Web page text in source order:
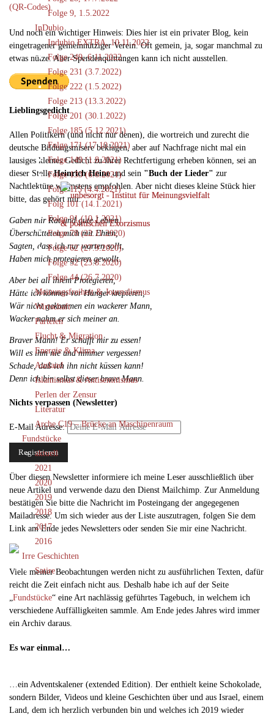
Folge 9, 1.5.2022
InDubio
Indubio EXTRA, 10.11.2022
Folge 249, 6.11.2022
Folge 231 (3.7.2022)
Folge 222 (1.5.2022)
Folge 213 (13.3.2022)
Folge 201 (30.1.2022)
Folge 185 (5.12.2021)
Folge 171 (17.10.2021)
Folge 149 (1.8.2021)
Folge 133 (6.6.2021)
Folge 115 (4.4.2021)
Folg 101 (14.1.2021)
Folge 91 (10.1.2021)
Folge 78 (22.11.2020)
Folge 62 (27.9.2020)
Folge 52 (23.8.2020)
Folge 44 (26.7.2020)
Meinungsfreiheit & Journalismus
Wirtschaft
Parteien
Flucht & Migration
Energie & Klima
Ausland
Islamismus & Antisemitismus
Perlen der Zensur
Literatur
Arche C19 – Brücke an Maschinenraum
Fundstücke
aktuell
2021
2020
2019
2018
2017
2016
Irre Geschichten
Satire
(QR-Codes)
Und noch ein wichtiger Hinweis: Dies hier ist ein privater Blog, kein
eingetragener gemeinnütziger Verein. Oft gemein, ja, sogar manchmal zu
etwas nütze. Aber Spendenquittungen kann ich nicht ausstellen.
Lieblingsgedicht
Allen Politikern (und nicht nur denen), die wortreich und zurecht die
deutsche Bildungsmisere beklagen, aber auf Nachfrage nicht mal ein
lausiges kleines Gedicht zu ihrer Rechtfertigung erheben können, sei an
dieser StelleHeinrich Heineund sein "Buch der Lieder" zur
Nachtlektüre wärmstens empfohlen. Aber nicht dieses kleine Stück hier
bitte, das gehört mir.
Gaben mir Rat und gute Lehren,
Überschütteten mich mit Ehren,
Sagten, dass ich nur warten sollt,
Haben mich protegieren gewollt.
Aber bei all ihrem Protegieren,
Hätte ich können vor Hunger krepieren,
Wär nicht gekommen ein wackerer Mann,
Wacker nahm er sich meiner an.
Braver Mann! Er schafft mir zu essen!
Will es ihm nie und nimmer vergessen!
Schade, daß ich ihn nicht küssen kann!
Denn ich bin selbst dieser brave Mann.
Nichts verpassen (Newsletter)
E-Mail Adresse:
Über diesen Newsletter informiere ich meine Leser ausschließlich über
neue Artikel und verwende dazu den Dienst Mailchimp. Zur Anmeldung
bestätigen Sie bitte die Nachricht im Posteingang der angegegenen
Mailadresse. Um sich wieder aus der Liste auszutragen, folgen Sie dem
Link am Ende jedes Newsletters oder senden Sie mir eine Nachricht.
Viele meiner Beobachtungen werden nicht zu ausführlichen Texten, dafür
reicht die Zeit einfach nicht aus. Deshalb habe ich auf der Seite
„Fundstücke“ eine Art nachlässig geführtes Tagebuch, in welchem ich
verschiedene Auffälligkeiten sammle. Am Ende jedes Jahres wird immer
ein Archiv daraus.
Es war einmal…
…ein Adventskalener (extended Edition). Der enthielt keine Schokolade,
sondern Bilder, Videos und kleine Geschichten über und aus Israel, einem
Land, dem ich herzlich verbunden bin und welches ich 2019 wieder